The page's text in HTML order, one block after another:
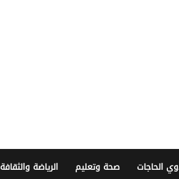
الحاجات صحة وتعليم الرياضة والثقافة